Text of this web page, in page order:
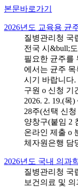
본문바로가기
2026년도 교육용 균
질병관리청 국
전국 시&bull;
필요한 균주를
에서는 균주
시기 바랍니다.
구원 o 신청 기
2026. 2. 19.(목
28주(선택 신
양창구(붙임 2
온라인 제출 o
체자원은행 담
2026년도 국내 의과
질병관리청 국
보건의료 및